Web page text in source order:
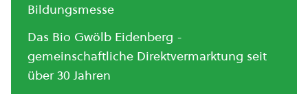
Bildungsmesse
Das Bio Gwölb Eidenberg -
gemeinschaftliche Direktvermarktung seit
über 30 Jahren